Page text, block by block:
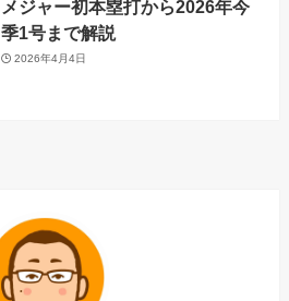
メジャー初本塁打から2026年今
季1号まで解説
2026年4月4日